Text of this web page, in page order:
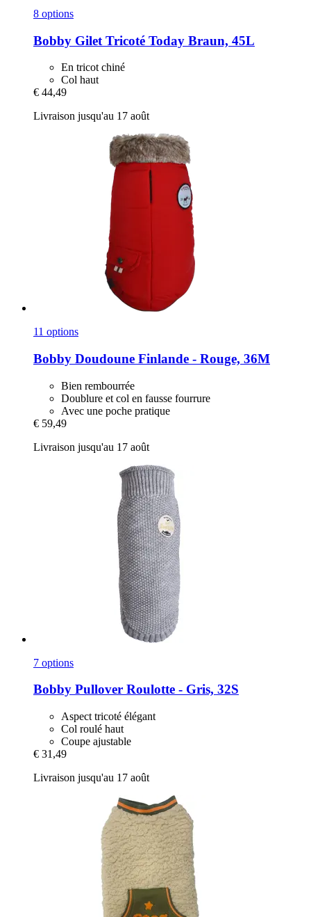
8 options
Bobby Gilet Tricoté Today Braun, 45L
En tricot chiné
Col haut
€ 44,49
Livraison jusqu'au 17 août
11 options
Bobby Doudoune Finlande -​ Rouge, 36M
Bien rembourrée
Doublure et col en fausse fourrure
Avec une poche pratique
€ 59,49
Livraison jusqu'au 17 août
7 options
Bobby Pullover Roulotte -​ Gris, 32S
Aspect tricoté élégant
Col roulé haut
Coupe ajustable
€ 31,49
Livraison jusqu'au 17 août